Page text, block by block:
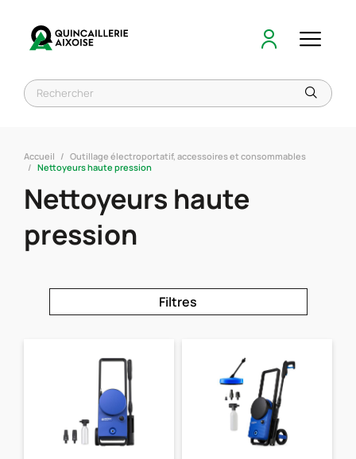
Accueil
Outillage électroportatif, accessoires et consommables
Nettoyeurs haute pression
Nettoyeurs haute
pression
Filtres